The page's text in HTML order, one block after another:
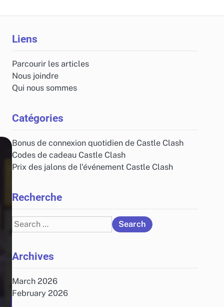
Liens
Parcourir les articles
Nous joindre
Qui nous sommes
Catégories
Bonus de connexion quotidien de Castle Clash
Codes de cadeau Castle Clash
Prix des jalons de l'événement Castle Clash
Recherche
Search
for:
Archives
March 2026
February 2026